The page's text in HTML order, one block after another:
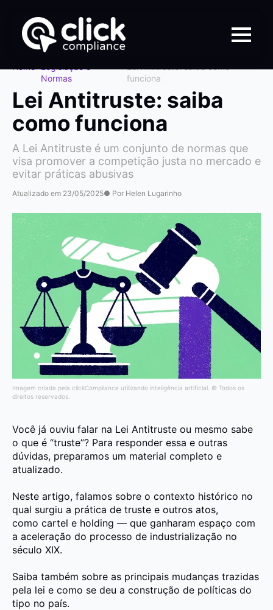
Normas
funciona
Lei Antitruste: saiba
como funciona
A Lei Antitruste é um conjunto de normas que
visa promover a competição justa no mercado e
evitar práticas abusivas
Atualizado em 23/05/2025● Por Helen Lugarinho
Imagem criada pela clickCompliance utilizando inteligência artificial. © Todos os
direitos reservados.
Você já ouviu falar na Lei Antitruste ou mesmo sabe
o que é “truste”? Para responder essa e outras
dúvidas, preparamos um material completo e
atualizado.
Neste artigo, falamos sobre o contexto histórico no
qual surgiu a prática de truste e outros atos,
como cartel e holding — que ganharam espaço com
a aceleração do processo de industrialização no
século XIX.
Saiba também sobre as principais mudanças trazidas
pela lei e como se deu a construção de políticas do
tipo no país.